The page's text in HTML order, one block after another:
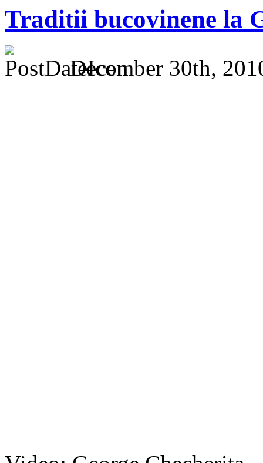
Traditii bucovinene la
December 30th,